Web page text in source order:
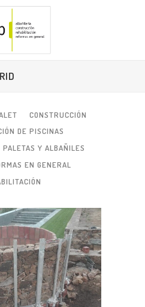
CONSTRUCCIÓN
DE PISCINAS
PALETAS Y ALBAÑILES
EN GENERAL